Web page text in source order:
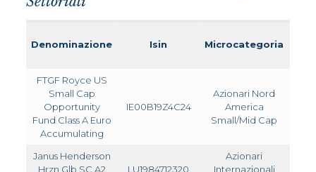
Denominazione Isin Microcategoria
FTGF Royce US
Small Cap
Opportunity
Fund Class A Euro
Accumulating
IE00B19Z4C24
Azionari Nord
America
Small/Mid Cap
Janus Henderson
Hrzn Glb SC A2
LU1984712320
Azionari
Internazionali